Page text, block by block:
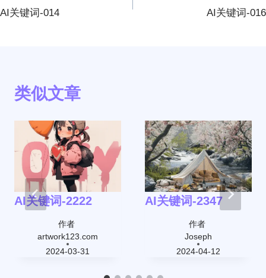
章
AI关键词-014 AI关键词-016
类似文章
AI关键词-2222
作者
artwork123.com
2024-03-31
AI关键词-2347
作者
Joseph
2024-04-12